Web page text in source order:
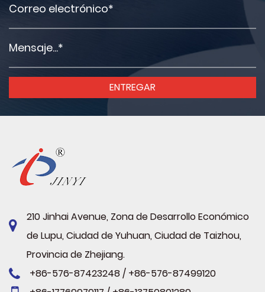
210 Jinhai Avenue, Zona de Desarrollo Económico
de Lupu, Ciudad de Yuhuan, Ciudad de Taizhou,
Provincia de Zhejiang.
+86-576-87423248 / +86-576-87499120